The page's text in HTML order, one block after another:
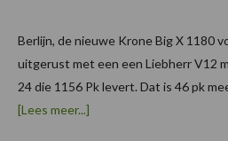
Berlijn, de nieuwe Krone Big X 1180
uitgerust met een een Liebherr V12
24 die 1156 Pk levert. Dat is 46 pk
[Lees meer...]